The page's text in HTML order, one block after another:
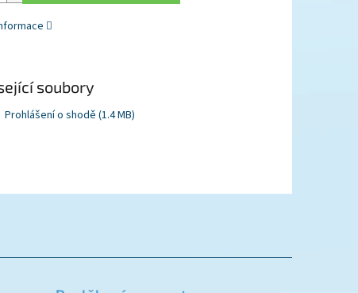
soubory
Prohlášení o shodě (1.4 MB)